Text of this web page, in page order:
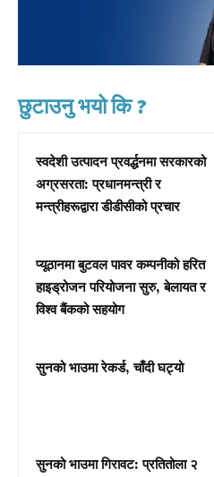
छुटाउनु भयो कि ?
स्वदेशी उत्पादन प्रवर्द्धनमा सरकारको
अग्रसरता: प्रधानमन्त्री र
मन्त्रीहरूद्वारा डीडीसीको प्रचार
प्यूठानमा बुटवल पावर कम्पनीको हरित
हाइड्रोजन परियोजना सुरु, बेलायत र
विश्व बैंकको सहयोग
सुनको भाउमा रेकर्ड, चाँदी घट्यो
सुनको भाउमा गिरावट: प्रतितोला २